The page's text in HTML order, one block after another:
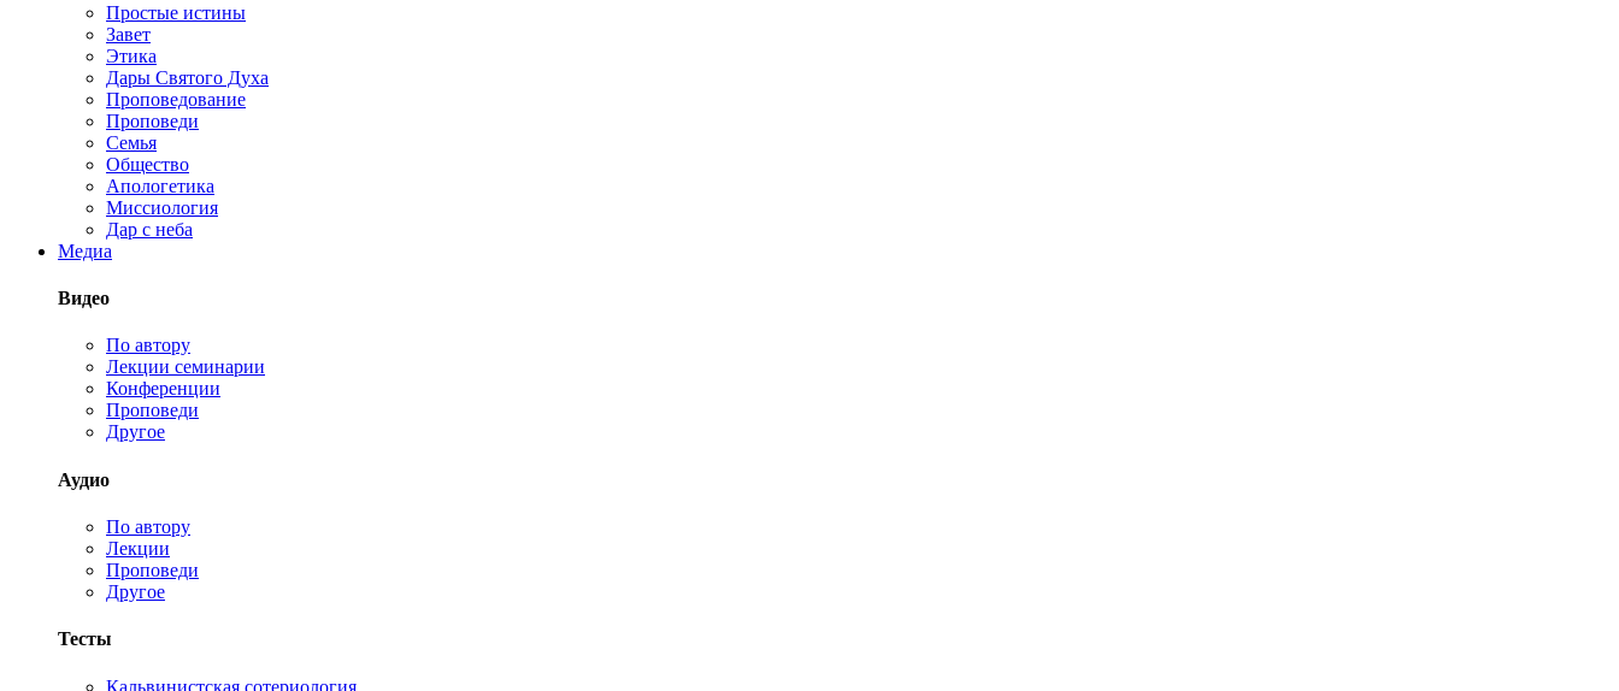
Простые истины
Завет
Этика
Дары Святого Духа
Проповедование
Проповеди
Семья
Общество
Апологетика
Миссиология
Дар с неба
Медиа
Видео
По автору
Лекции семинарии
Конференции
Проповеди
Другое
Аудио
По автору
Лекции
Проповеди
Другое
Тесты
Кальвинистская сотериология